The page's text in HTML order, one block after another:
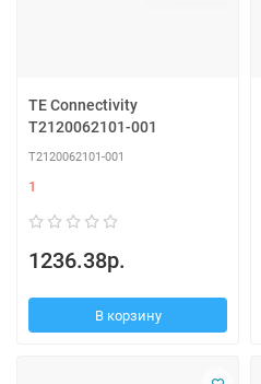
TE Connectivity
T2120062101-001
T2120062101-001
1
1236.38р.
В корзину